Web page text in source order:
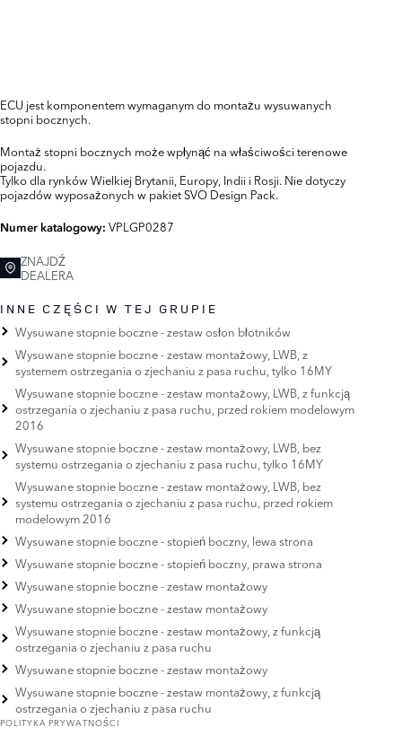
ECU jest komponentem wymaganym do montażu wysuwanych
stopni bocznych.
Montaż stopni bocznych może wpłynąć na właściwości terenowe
pojazdu.
Tylko dla rynków Wielkiej Brytanii, Europy, Indii i Rosji. Nie dotyczy
pojazdów wyposażonych w pakiet SVO Design Pack.
Numer katalogowy: VPLGP0287
ZNAJDŹ
DEALERA
INNE CZĘŚCI W TEJ GRUPIE
Wysuwane stopnie boczne - zestaw osłon błotników
Wysuwane stopnie boczne - zestaw montażowy, LWB, z
systemem ostrzegania o zjechaniu z pasa ruchu, tylko 16MY
Wysuwane stopnie boczne - zestaw montażowy, LWB, z funkcją
ostrzegania o zjechaniu z pasa ruchu, przed rokiem modelowym
2016
Wysuwane stopnie boczne - zestaw montażowy, LWB, bez
systemu ostrzegania o zjechaniu z pasa ruchu, tylko 16MY
Wysuwane stopnie boczne - zestaw montażowy, LWB, bez
systemu ostrzegania o zjechaniu z pasa ruchu, przed rokiem
modelowym 2016
Wysuwane stopnie boczne - stopień boczny, lewa strona
Wysuwane stopnie boczne - stopień boczny, prawa strona
Wysuwane stopnie boczne - zestaw montażowy
Wysuwane stopnie boczne - zestaw montażowy
Wysuwane stopnie boczne - zestaw montażowy, z funkcją
ostrzegania o zjechaniu z pasa ruchu
Wysuwane stopnie boczne - zestaw montażowy
Wysuwane stopnie boczne - zestaw montażowy, z funkcją
ostrzegania o zjechaniu z pasa ruchu
POLITYKA PRYWATNOŚCI